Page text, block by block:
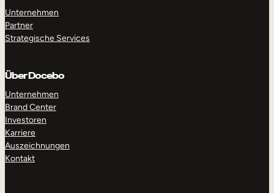
Unternehmen
Partner
Strategische Services
Über Docebo
Unternehmen
Brand Center
Investoren
Karriere
Auszeichnungen
Kontakt